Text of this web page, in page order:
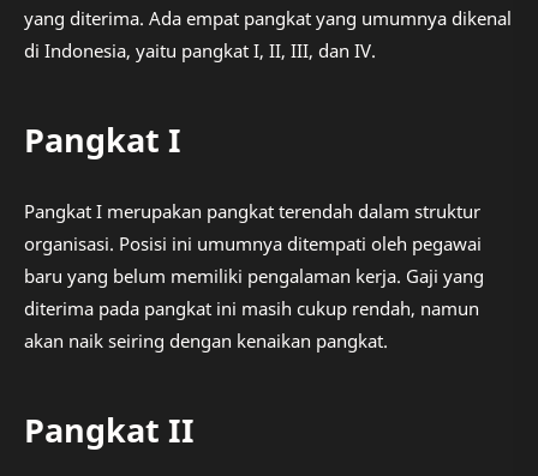
yang diterima. Ada empat pangkat yang umumnya dikenal
di Indonesia, yaitu pangkat I, II, III, dan IV.
Pangkat I
Pangkat I merupakan pangkat terendah dalam struktur
organisasi. Posisi ini umumnya ditempati oleh pegawai
baru yang belum memiliki pengalaman kerja. Gaji yang
diterima pada pangkat ini masih cukup rendah, namun
akan naik seiring dengan kenaikan pangkat.
Pangkat II